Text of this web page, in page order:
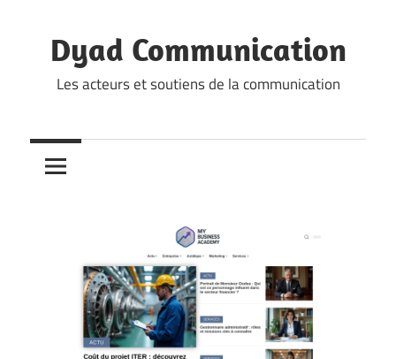
content
Dyad Communication
Les acteurs et soutiens de la communication